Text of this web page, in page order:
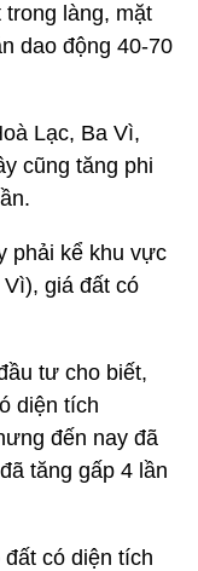
làng, mặt
dao động 40-70
Lạc, Ba Vì,
cũng tăng phi
phải kể khu vực
giá đất có
tư cho biết,
diện tích
đến nay đã
tăng gấp 4 lần
có diện tích